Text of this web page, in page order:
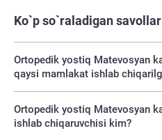
Ko`p so`raladigan savollar
Ortopedik yostiq Matevosyan
qaysi mamlakat ishlab
Ortopedik yostiq Matevosyan
ishlab chiqaruvchisi kim?